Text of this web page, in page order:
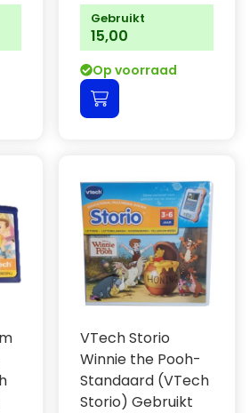
Gebruikt
15,00
Op voorraad
VTech Storio
Winnie the Pooh-
Standaard (VTech
Storio) Gebruikt